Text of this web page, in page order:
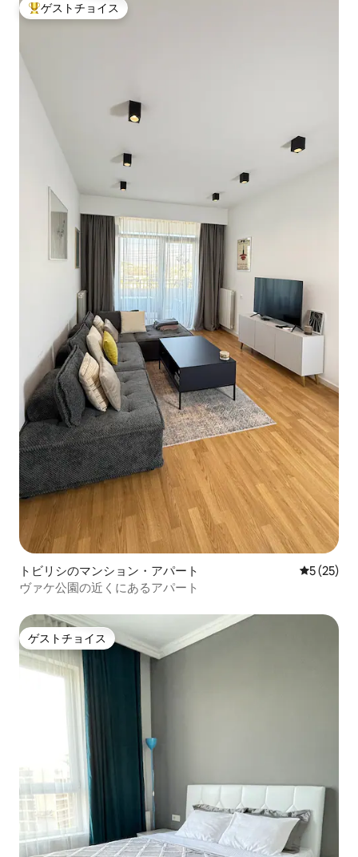
大好評のゲストチョイスです。
ゲストチョイス
トビリシのマンション・アパート レビュー
5 (25)
ヴァケ公園の近くにあるアパート
ゲストチョイス
ゲストチョイス